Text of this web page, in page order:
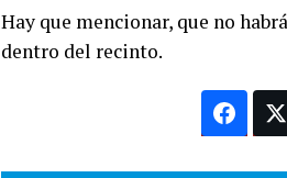
Hay que mencionar, que no
dentro del recinto.